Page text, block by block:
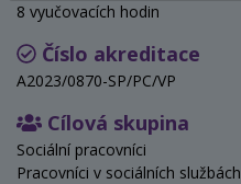
8 vyučovacích hodin
Číslo akreditace
A2023/0870-SP/PC/VP
Cílová skupina
Sociální pracovníci
Pracovníci v sociálních službách